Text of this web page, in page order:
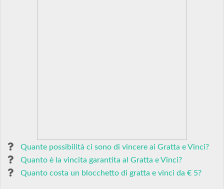
Quante possibilità ci sono di vincere ai Gratta e Vinci?
Quanto è la vincita garantita al Gratta e Vinci?
Quanto costa un blocchetto di gratta e vinci da € 5?